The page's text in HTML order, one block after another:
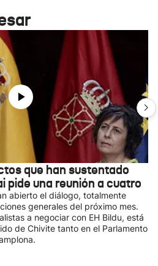
que han sustentado
pide una reunión a cuatro
abierto el diálogo, totalmente
generales del próximo mes.
a negociar con EH Bildu, está
de Chivite tanto en el Parlamento